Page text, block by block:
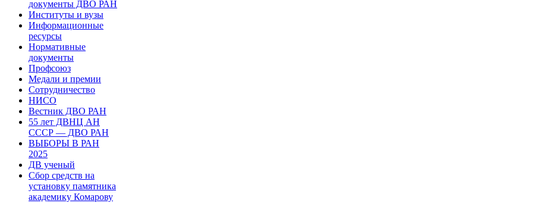
документы ДВО РАН
Институты и вузы
Информационные
ресурсы
Нормативные
документы
Профсоюз
Медали и премии
Сотрудничество
НИСО
Вестник ДВО РАН
55 лет ДВНЦ АН
СССР — ДВО РАН
ВЫБОРЫ В РАН
2025
ДВ ученый
Сбор средств на
установку памятника
академику Комарову